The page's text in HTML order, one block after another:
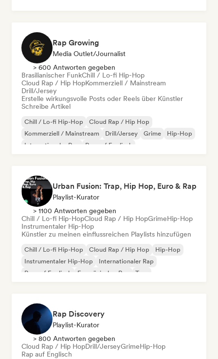
Rap Growing
Media Outlet/Journalist
> 600 Antworten gegeben
Brasilianischer FunkChill / Lo-fi Hip-Hop
Cloud Rap / Hip HopKommerziell / Mainstream
Drill/Jersey
Erstelle wirkungsvolle Posts oder Reels über Künstler
Schreibe Artikel
Chill / Lo-fi Hip-Hop
Cloud Rap / Hip Hop
Kommerziell / Mainstream
Drill/Jersey Grime
Hip-Hop
Internationaler Rap
Rap auf Englisch
Urban Fusion: Trap, Hip Hop, Euro & Rap
Playlist-Kurator
> 1100 Antworten gegeben
Chill / Lo-fi Hip-HopCloud Rap / Hip HopGrimeHip-Hop
Instrumentaler Hip-Hop
Künstler zu meinen einflussreichen Playlists hinzufügen
Chill / Lo-fi Hip-Hop Cloud Rap / Hip Hop
Hip-Hop
Instrumentaler Hip-Hop
Internationaler Rap
Rap auf Englisch
Französischer Rap Trap
Rap Discovery
Playlist-Kurator
> 800 Antworten gegeben
Cloud Rap / Hip HopDrill/JerseyGrimeHip-Hop
Rap auf Englisch